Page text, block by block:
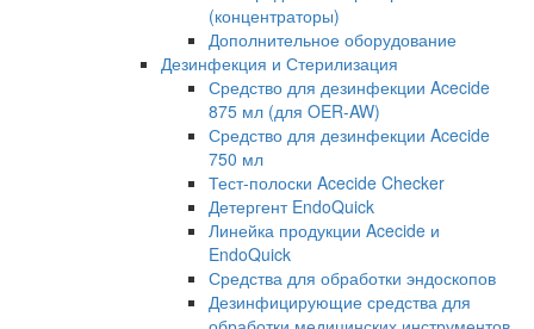
(концентраторы)
Дополнительное оборудование
Дезинфекция и Стерилизация
Средство для дезинфекции Acecide
875 мл (для OER-AW)
Средство для дезинфекции Acecide
750 мл
Тест-полоски Acecide Checker
Детергент EndoQuick
Линейка продукции Acecide и
EndoQuick
Средства для обработки эндоскопов
Дезинфицирующие средства для